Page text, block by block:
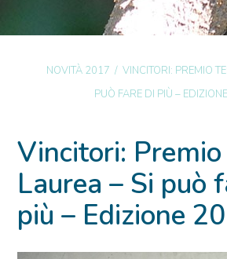
NOVITÀ 2017 / VINCITORI: PREMIO
PUÒ FARE DI PIÙ –
Vincitori:
Laurea – Si può
più – Edizione